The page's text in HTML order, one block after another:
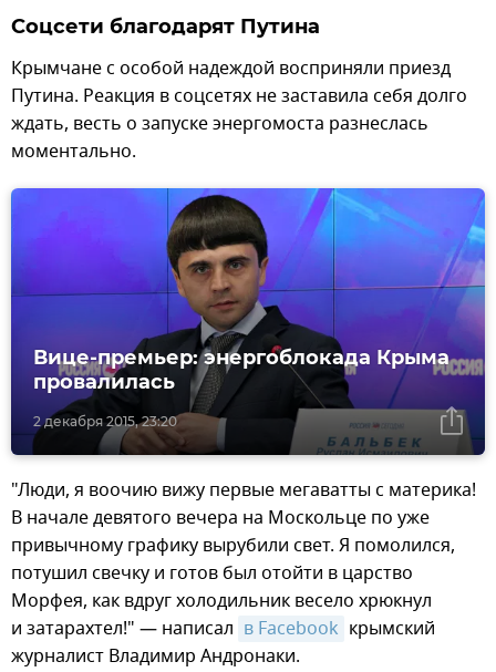
Соцсети благодарят Путина
Крымчане с особой надеждой восприняли приезд
Путина. Реакция в соцсетях не заставила себя долго
ждать, весть о запуске энергомоста разнеслась
моментально.
2 декабря 2015, 23:20
Вице-премьер: энергоблокада Крыма
провалилась
"Люди, я воочию вижу первые мегаватты с материка!
В начале девятого вечера на Москольце по уже
привычному графику вырубили свет. Я помолился,
потушил свечку и готов был отойти в царство
Морфея, как вдруг холодильник весело хрюкнул
и затарахтел!" — написал в Facebook крымский
журналист Владимир Андронаки.